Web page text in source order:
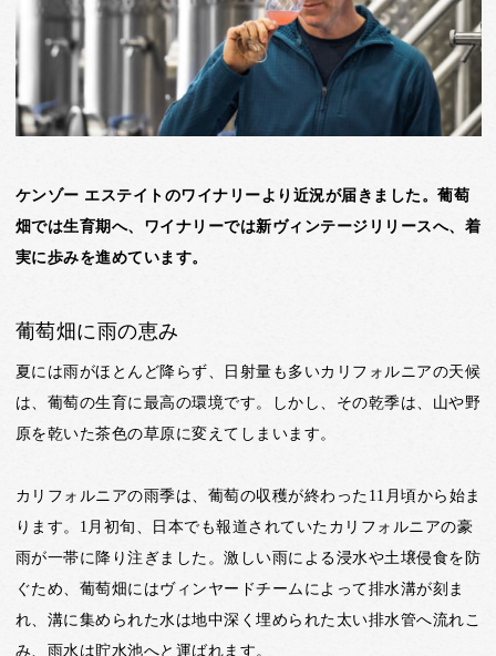
ケンゾー エステイトのワイナリーより近況が届きました。葡萄
畑では生育期へ、ワイナリーでは新ヴィンテージリリースへ、着
実に歩みを進めています。
葡萄畑に雨の恵み
夏には雨がほとんど降らず、日射量も多いカリフォルニアの天候
は、葡萄の生育に最高の環境です。しかし、その乾季は、山や野
原を乾いた茶色の草原に変えてしまいます。
カリフォルニアの雨季は、葡萄の収穫が終わった11月頃から始ま
ります。1月初旬、日本でも報道されていたカリフォルニアの豪
雨が一帯に降り注ぎました。激しい雨による浸水や土壌侵食を防
ぐため、葡萄畑にはヴィンヤードチームによって排水溝が刻ま
れ、溝に集められた水は地中深く埋められた太い排水管へ流れこ
み、雨水は貯水池へと運ばれます。